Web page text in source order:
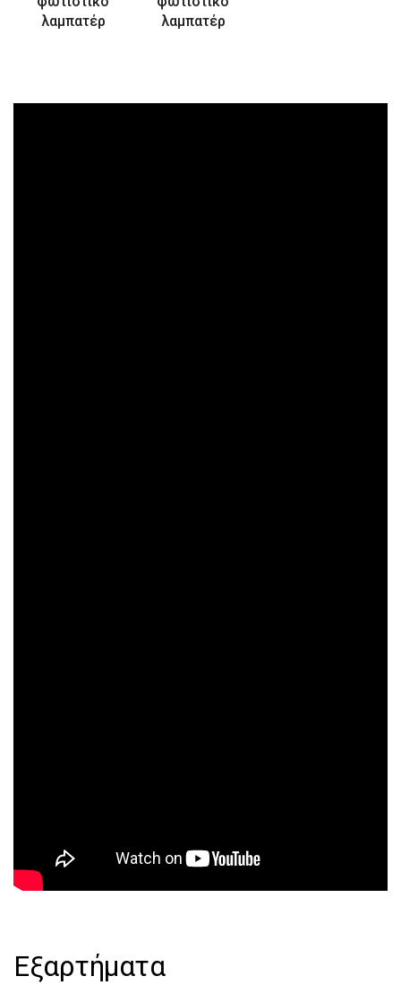
λαμπατέρ
λαμπατέρ
Εξαρτήματα